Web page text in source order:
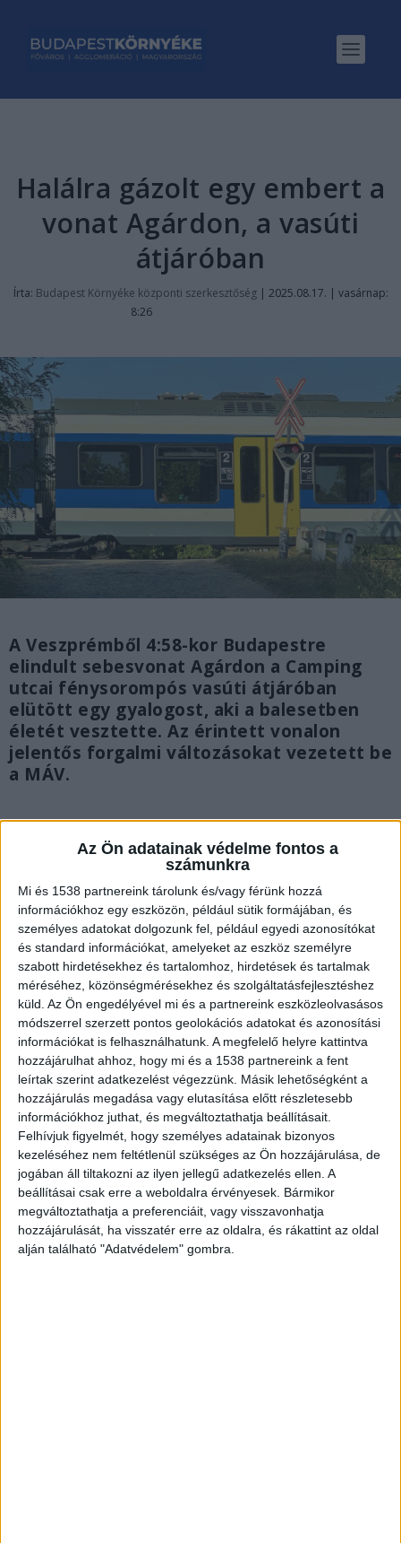
Az Ön adatainak védelme fontos a
számunkra
Mi és 1538 partnereink tárolunk és/vagy férünk hozzá
információkhoz egy eszközön, például sütik formájában, és
személyes adatokat dolgozunk fel, például egyedi azonosítókat
és standard információkat, amelyeket az eszköz személyre
szabott hirdetésekhez és tartalomhoz, hirdetések és tartalmak
méréséhez, közönségmérésekhez és szolgáltatásfejlesztéshez
küld. Az Ön engedélyével mi és a partnereink eszközleolvasásos
módszerrel szerzett pontos geolokációs adatokat és azonosítási
információkat is felhasználhatunk. A megfelelő helyre kattintva
hozzájárulhat ahhoz, hogy mi és a 1538 partnereink a fent
leírtak szerint adatkezelést végezzünk. Másik lehetőségként a
hozzájárulás megadása vagy elutasítása előtt részletesebb
információkhoz juthat, és megváltoztathatja beállításait.
Felhívjuk figyelmét, hogy személyes adatainak bizonyos
kezeléséhez nem feltétlenül szükséges az Ön hozzájárulása, de
jogában áll tiltakozni az ilyen jellegű adatkezelés ellen. A
beállításai csak erre a weboldalra érvényesek. Bármikor
megváltoztathatja a preferenciáit, vagy visszavonhatja
hozzájárulását, ha visszatér erre az oldalra, és rákattint az oldal
alján található "Adatvédelem" gombra.
Halálra gázolt egy embert a
vonat Agárdon, a vasúti
átjáróban
Írta: Budapest Környéke központi szerkesztőség| 2025.08.17. | vasárnap:
8:26
A Veszprémből 4:58-kor Budapestre
elindult sebesvonat Agárdon a Camping
utcai fénysorompós vasúti átjáróban
elütött egy gyalogost, aki a balesetben
életét vesztette. Az érintett vonalon
jelentős forgalmi változásokat vezetett be
a MÁV.
Gázolt a vonat
Vasárnap reggeltől baleseti helyszínelés miatt
Gárdony és Székesfehérvár között a vonatok csak
egy vágányon közlekednek, a székesfehérvári
vonalon a menetidő 15-20 perccel megnőhet,
vonatkimaradásokra is számítani kell.A
Budapest és Környéke hírportál legfrissebb